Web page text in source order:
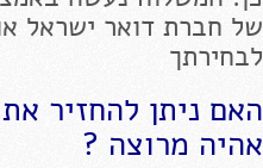
של חברת דואר ישראל
לבחירתך
האם ניתן להחזיר
אהיה מרוצה ?